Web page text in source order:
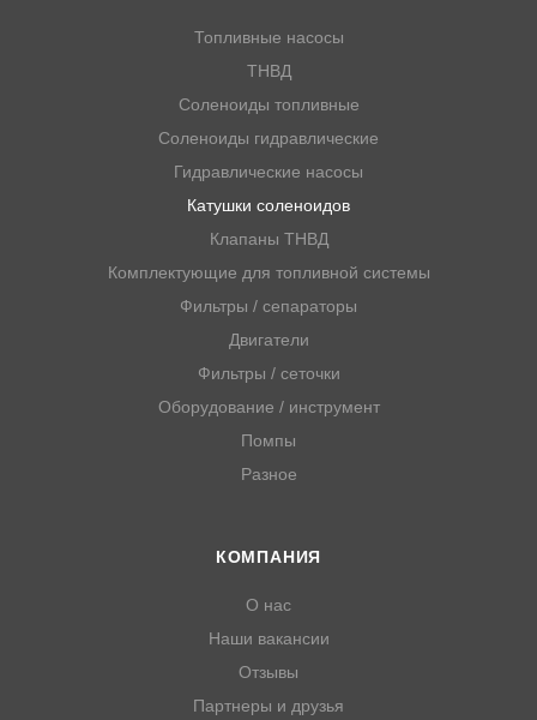
Топливные насосы
ТНВД
Соленоиды топливные
Соленоиды гидравлические
Гидравлические насосы
Катушки соленоидов
Клапаны ТНВД
Комплектующие для топливной системы
Фильтры / сепараторы
Двигатели
Фильтры / сеточки
Оборудование / инструмент
Помпы
Разное
КОМПАНИЯ
О нас
Наши вакансии
Отзывы
Партнеры и друзья